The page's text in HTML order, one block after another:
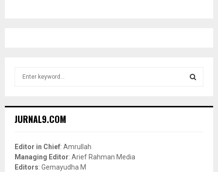
h
o
r
:
JURNAL9.COM
Editor in Chief: Amrullah
Managing Editor: Arief Rahman Media
Editors: Gemayudha M